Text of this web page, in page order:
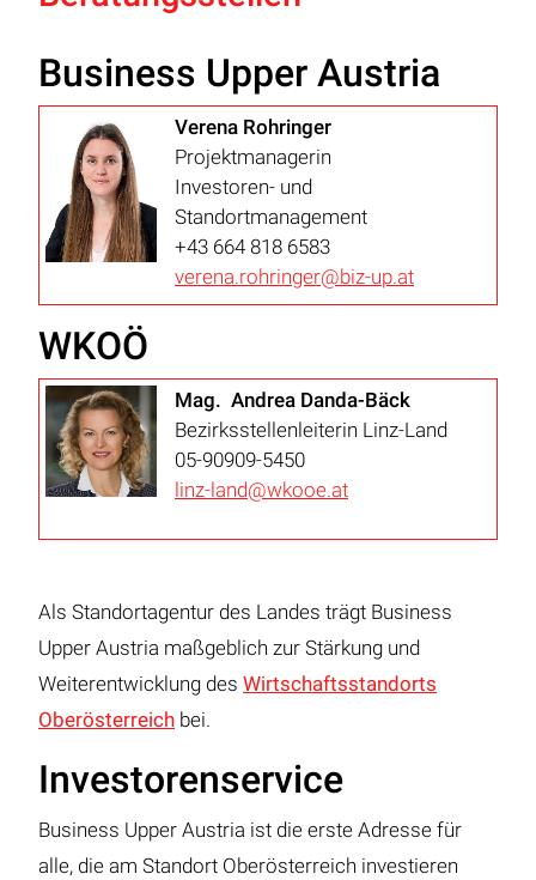
Business Upper Austria
Verena Rohringer
Projektmanagerin
Investoren- und
Standortmanagement
+43 664 818 6583
verena.rohringer@biz-up.at
WKOÖ
Mag. Andrea Danda-Bäck
Bezirksstellenleiterin Linz-Land
05-90909-5450
linz-land@wkooe.at
Als Standortagentur des Landes trägt Business
Upper Austria maßgeblich zur Stärkung und
Weiterentwicklung des Wirtschaftsstandorts
Oberösterreich bei.
Investorenservice
Business Upper Austria ist die erste Adresse für
alle, die am Standort Oberösterreich investieren